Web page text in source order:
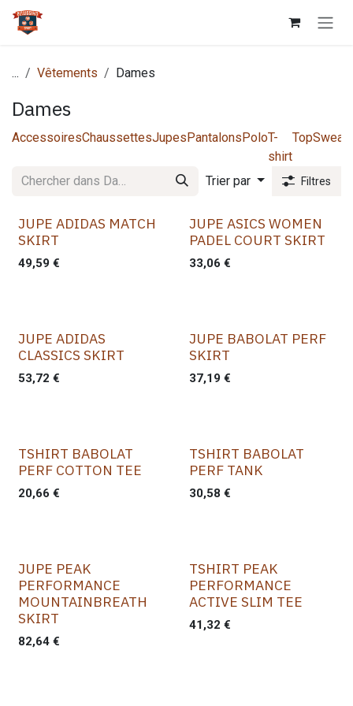
Se rendre au contenu
... Vêtements Dames
Dames
AccessoiresChaussettesJupesPantalonsPoloT-
shirt
Top
Trier par Filtres
JUPE ADIDAS MATCH
SKIRT
49,59 €
JUPE ASICS WOMEN
PADEL COURT SKIRT
33,06 €
JUPE ADIDAS
CLASSICS SKIRT
53,72 €
JUPE BABOLAT PERF
SKIRT
37,19 €
TSHIRT BABOLAT
PERF COTTON TEE
20,66 €
TSHIRT BABOLAT
PERF TANK
30,58 €
JUPE PEAK
PERFORMANCE
MOUNTAINBREATH
SKIRT
82,64 €
TSHIRT PEAK
PERFORMANCE
ACTIVE SLIM TEE
41,32 €